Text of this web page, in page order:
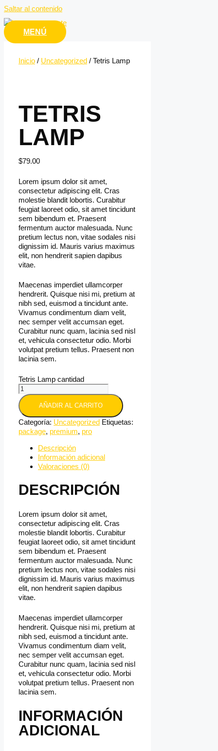
Saltar al contenido
MENÚ
Inicio / Uncategorized / Tetris Lamp
TETRIS
LAMP
$79.00
Lorem ipsum dolor sit amet,
consectetur adipiscing elit. Cras
molestie blandit lobortis. Curabitur
feugiat laoreet odio, sit amet tincidunt
sem bibendum et. Praesent
fermentum auctor malesuada. Nunc
pretium lectus non, vitae sodales nisi
dignissim id. Mauris varius maximus
elit, non hendrerit sapien dapibus
vitae.
Maecenas imperdiet ullamcorper
hendrerit. Quisque nisi mi, pretium at
nibh sed, euismod a tincidunt ante.
Vivamus condimentum diam velit,
nec semper velit accumsan eget.
Curabitur nunc quam, lacinia sed nisl
et, vehicula consectetur odio. Morbi
volutpat pretium tellus. Praesent non
lacinia sem.
Tetris Lamp cantidad
AÑADIR AL CARRITO
Categoría: Uncategorized Etiquetas:
package, premium, pro
Descripción
Información adicional
Valoraciones (0)
DESCRIPCIÓN
Lorem ipsum dolor sit amet,
consectetur adipiscing elit. Cras
molestie blandit lobortis. Curabitur
feugiat laoreet odio, sit amet tincidunt
sem bibendum et. Praesent
fermentum auctor malesuada. Nunc
pretium lectus non, vitae sodales nisi
dignissim id. Mauris varius maximus
elit, non hendrerit sapien dapibus
vitae.
Maecenas imperdiet ullamcorper
hendrerit. Quisque nisi mi, pretium at
nibh sed, euismod a tincidunt ante.
Vivamus condimentum diam velit,
nec semper velit accumsan eget.
Curabitur nunc quam, lacinia sed nisl
et, vehicula consectetur odio. Morbi
volutpat pretium tellus. Praesent non
lacinia sem.
INFORMACIÓN
ADICIONAL